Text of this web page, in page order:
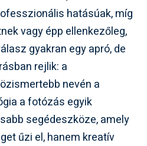
hatásúak, míg
vagy épp ellenkezőleg,
gyakran egy apró, de
rejlik: a
nevén a
a fotózás egyik
segédeszköze, amely
űzi el, hanem kreatív